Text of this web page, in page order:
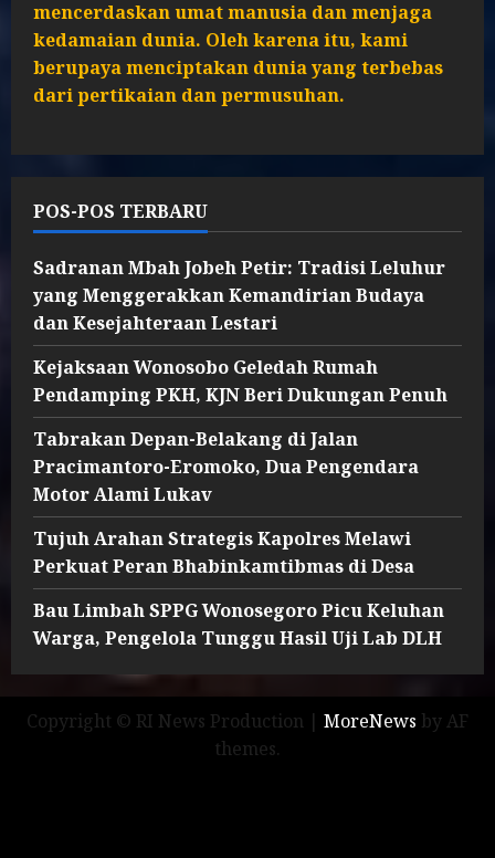
mencerdaskan umat manusia dan menjaga
kedamaian dunia. Oleh karena itu, kami
berupaya menciptakan dunia yang terbebas
dari pertikaian dan permusuhan.
POS-POS TERBARU
Sadranan Mbah Jobeh Petir: Tradisi Leluhur
yang Menggerakkan Kemandirian Budaya
dan Kesejahteraan Lestari
Kejaksaan Wonosobo Geledah Rumah
Pendamping PKH, KJN Beri Dukungan Penuh
Tabrakan Depan-Belakang di Jalan
Pracimantoro-Eromoko, Dua Pengendara
Motor Alami Lukav
Tujuh Arahan Strategis Kapolres Melawi
Perkuat Peran Bhabinkamtibmas di Desa
Bau Limbah SPPG Wonosegoro Picu Keluhan
Warga, Pengelola Tunggu Hasil Uji Lab DLH
Copyright © RI News Production | MoreNews by AF
themes.